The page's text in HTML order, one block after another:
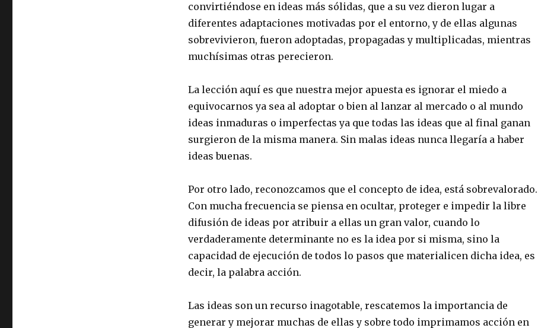
convirtiéndose en ideas más sólidas, que a su vez dieron lugar a
diferentes adaptaciones motivadas por el entorno, y de ellas algunas
sobrevivieron, fueron adoptadas, propagadas y multiplicadas, mientras
muchísimas otras perecieron.
La lección aquí es que nuestra mejor apuesta es ignorar el miedo a
equivocarnos ya sea al adoptar o bien al lanzar al mercado o al mundo
ideas inmaduras o imperfectas ya que todas las ideas que al final ganan
surgieron de la misma manera. Sin malas ideas nunca llegaría a haber
ideas buenas.
Por otro lado, reconozcamos que el concepto de idea, está sobrevalorado.
Con mucha frecuencia se piensa en ocultar, proteger e impedir la libre
difusión de ideas por atribuir a ellas un gran valor, cuando lo
verdaderamente determinante no es la idea por si misma, sino la
capacidad de ejecución de todos lo pasos que materialicen dicha idea, es
decir, la palabra acción.
Las ideas son un recurso inagotable, rescatemos la importancia de
generar y mejorar muchas de ellas y sobre todo imprimamos acción en